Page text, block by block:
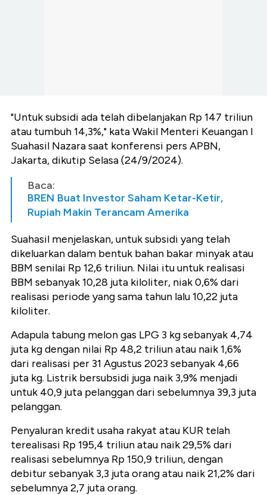
"Untuk subsidi ada telah dibelanjakan Rp 147 triliun
atau tumbuh 14,3%," kata Wakil Menteri Keuangan I
Suahasil Nazara saat konferensi pers APBN,
Jakarta, dikutip Selasa (24/9/2024).
Baca:
BREN Buat Investor Saham Ketar-Ketir,
Rupiah Makin Terancam Amerika
Suahasil menjelaskan, untuk subsidi yang telah
dikeluarkan dalam bentuk bahan bakar minyak atau
BBM senilai Rp 12,6 triliun. Nilai itu untuk realisasi
BBM sebanyak 10,28 juta kiloliter, niak 0,6% dari
realisasi periode yang sama tahun lalu 10,22 juta
kiloliter.
Adapula tabung melon gas LPG 3 kg sebanyak 4,74
juta kg dengan nilai Rp 48,2 triliun atau naik 1,6%
dari realisasi per 31 Agustus 2023 sebanyak 4,66
juta kg. Listrik bersubsidi juga naik 3,9% menjadi
untuk 40,9 juta pelanggan dari sebelumnya 39,3 juta
pelanggan.
Penyaluran kredit usaha rakyat atau KUR telah
terealisasi Rp 195,4 triliun atau naik 29,5% dari
realisasi sebelumnya Rp 150,9 triliun, dengan
debitur sebanyak 3,3 juta orang atau naik 21,2% dari
sebelumnya 2,7 juta orang.